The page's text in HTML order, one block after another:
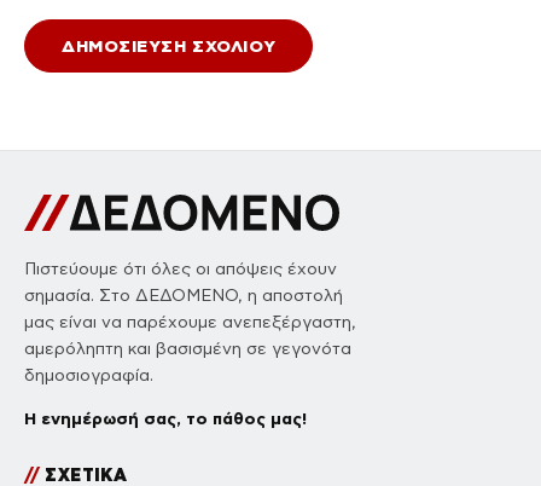
Πιστεύουμε ότι όλες οι απόψεις έχουν
σημασία. Στο ΔΕΔΟΜΕΝΟ, η αποστολή
μας είναι να παρέχουμε ανεπεξέργαστη,
αμερόληπτη και βασισμένη σε γεγονότα
δημοσιογραφία.
Η ενημέρωσή σας, το πάθος μας!
//ΣΧΕΤΙΚΑ